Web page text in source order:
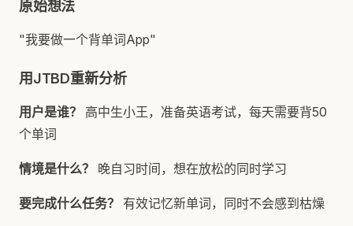
原始想法
"我要做一个背单词App"
用JTBD重新分析
用户是谁？
高中生小王，准备英语考试，每天需要背50
个单词
情境是什么？ 晚自习时间，想在放松的同时学习
要完成什么任务？ 有效记忆新单词，同时不会感到枯燥